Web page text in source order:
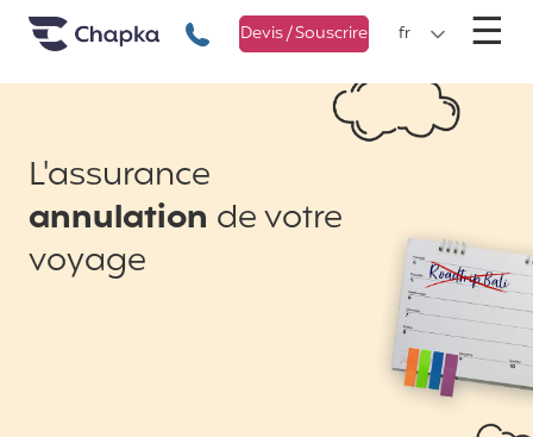
Chapka Assurances Voyages
+33 1 74 85 50 50
Devis / Souscrire fr ☰
L'assurance
annulation de votre
voyage